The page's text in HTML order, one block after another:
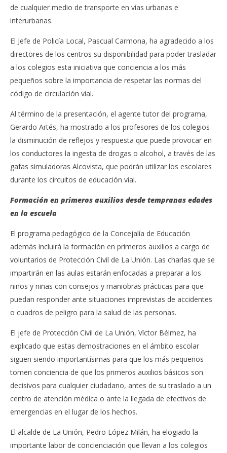
de cualquier medio de transporte en vías urbanas e
interurbanas.
El Jefe de Policía Local, Pascual Carmona, ha agradecido a los
directores de los centros su disponibilidad para poder trasladar
a los colegios esta iniciativa que conciencia a los más
pequeños sobre la importancia de respetar las normas del
código de circulación vial.
Al término de la presentación, el agente tutor del programa,
Gerardo Artés, ha mostrado a los profesores de los colegios
la disminución de reflejos y respuesta que puede provocar en
los conductores la ingesta de drogas o alcohol, a través de las
gafas simuladoras Alcovista, que podrán utilizar los escolares
durante los circuitos de educación vial.
Formación en primeros auxilios desde tempranas edades
en la escuela
El programa pedagógico de la Concejalía de Educación
además incluirá la formación en primeros auxilios a cargo de
voluntarios de Protección Civil de La Unión. Las charlas que se
impartirán en las aulas estarán enfocadas a preparar a los
niños y niñas con consejos y maniobras prácticas para que
puedan responder ante situaciones imprevistas de accidentes
o cuadros de peligro para la salud de las personas.
El jefe de Protección Civil de La Unión, Víctor Bélmez, ha
explicado que estas demostraciones en el ámbito escolar
siguen siendo importantísimas para que los más pequeños
tomen conciencia de que los primeros auxilios básicos son
decisivos para cualquier ciudadano, antes de su traslado a un
centro de atención médica o ante la llegada de efectivos de
emergencias en el lugar de los hechos.
El alcalde de La Unión, Pedro López Milán, ha elogiado la
importante labor de concienciación que llevan a los colegios